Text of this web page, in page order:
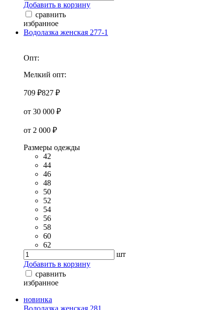
Добавить в корзину
сравнить
избранное
Водолазка женская 277-1
Опт:
Мелкий опт:
709 ₽827 ₽
от 30 000 ₽
от 2 000 ₽
Размеры одежды
42
44
46
48
50
52
54
56
58
60
62
шт
Добавить в корзину
сравнить
избранное
новинка